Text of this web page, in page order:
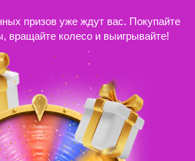
призов уже ждут вас. Покупайте
вращайте колесо и выигрывайте!